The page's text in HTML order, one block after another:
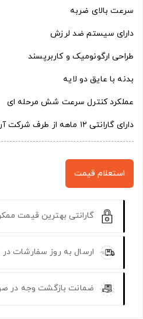
سرعت بالای ضربه
دارای سیستم ضد لرزش
طراحی ارگونومیک و کاربرپسند
بدنه با عایق دو لایه
عملکرد کنترل سرعت شش مرحله ای
دارای گارانتی ۱۲ ماهه از طرف شرکت آروا
استعلام قیمت
گارانتی بهترین قیمت
ارسال به روز سفارشات
ضمانت بازگشت وجه در